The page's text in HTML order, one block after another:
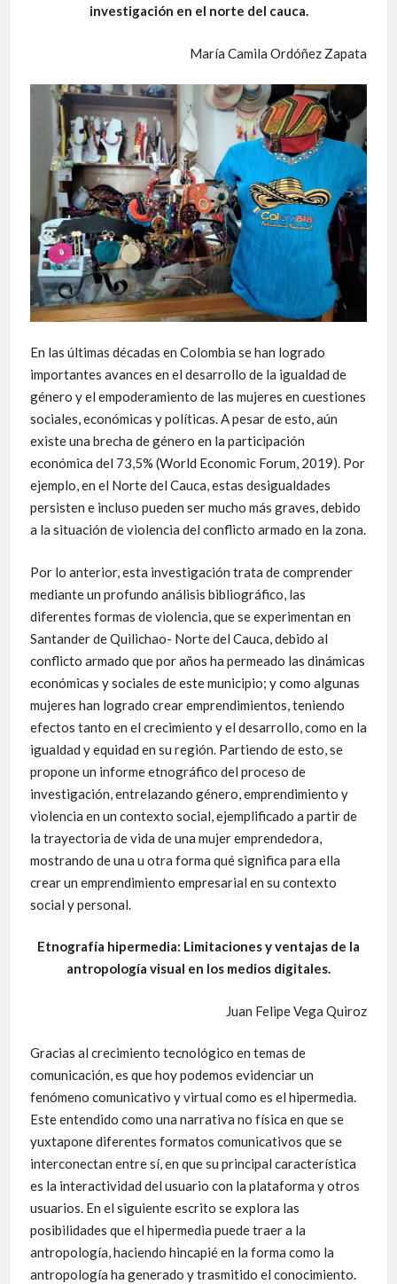
investigación en el norte del cauca.
María Camila Ordóñez Zapata
En las últimas décadas en Colombia se han logrado
importantes avances en el desarrollo de la igualdad de
género y el empoderamiento de las mujeres en cuestiones
sociales, económicas y políticas. A pesar de esto, aún
existe una brecha de género en la participación
económica del 73,5% (World Economic Forum, 2019). Por
ejemplo, en el Norte del Cauca, estas desigualdades
persisten e incluso pueden ser mucho más graves, debido
a la situación de violencia del conflicto armado en la zona.
Por lo anterior, esta investigación trata de comprender
mediante un profundo análisis bibliográfico, las
diferentes formas de violencia, que se experimentan en
Santander de Quilichao- Norte del Cauca, debido al
conflicto armado que por años ha permeado las dinámicas
económicas y sociales de este municipio; y como algunas
mujeres han logrado crear emprendimientos, teniendo
efectos tanto en el crecimiento y el desarrollo, como en la
igualdad y equidad en su región. Partiendo de esto, se
propone un informe etnográfico del proceso de
investigación, entrelazando género, emprendimiento y
violencia en un contexto social, ejemplificado a partir de
la trayectoria de vida de una mujer emprendedora,
mostrando de una u otra forma qué significa para ella
crear un emprendimiento empresarial en su contexto
social y personal.
Etnografía hipermedia: Limitaciones y ventajas de la
antropología visual en los medios digitales.
Juan Felipe Vega Quiroz
Gracias al crecimiento tecnológico en temas de
comunicación, es que hoy podemos evidenciar un
fenómeno comunicativo y virtual como es el hipermedia.
Este entendido como una narrativa no física en que se
yuxtapone diferentes formatos comunicativos que se
interconectan entre sí, en que su principal característica
es la interactividad del usuario con la plataforma y otros
usuarios. En el siguiente escrito se explora las
posibilidades que el hipermedia puede traer a la
antropología, haciendo hincapié en la forma como la
antropología ha generado y trasmitido el conocimiento.